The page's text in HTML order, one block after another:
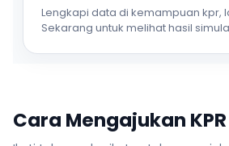
Lengkapi data di kemampuan kpr,
Sekarang untuk melihat hasil
Cara Mengajukan KPR